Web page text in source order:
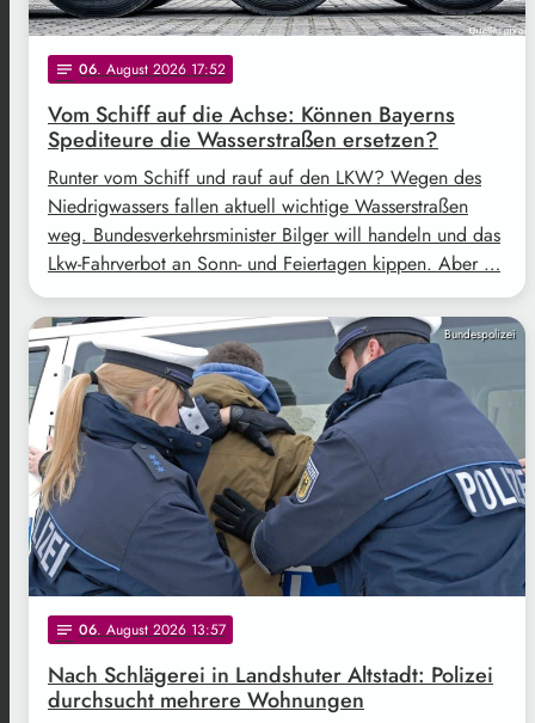
notes 06. August 2026 17:52
Vom Schiff auf die Achse: Können Bayerns
Spediteure die Wasserstraßen ersetzen?
Runter vom Schiff und rauf auf den LKW? Wegen des
Niedrigwassers fallen aktuell wichtige Wasserstraßen
weg. Bundesverkehrsminister Bilger will handeln und das
Lkw-Fahrverbot an Sonn- und Feiertagen kippen. Aber …
Bundespolizei
notes 06. August 2026 13:57
Nach Schlägerei in Landshuter Altstadt: Polizei
durchsucht mehrere Wohnungen